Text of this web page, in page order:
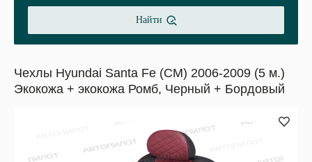
Найти
Чехлы Hyundai Santa Fe (CM) 2006-2009 (5 м.)
Экокожа + экокожа Ромб, Черный + Бордовый